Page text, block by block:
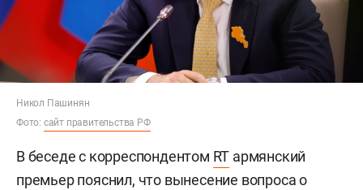
Никол Пашинян
Фото: сайт правительства РФ
В беседе с корреспондентом RT армянский
премьер пояснил, что вынесение вопроса о